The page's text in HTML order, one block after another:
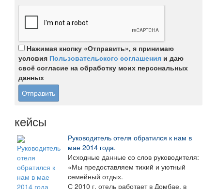
Нажимая кнопку «Отправить», я принимаю
условия Пользовательского соглашенияи даю
своё согласие на обработку моих персональных
данных
кейсы
Руководитель отеля обратился к нам в
мае 2014 года.
Исходные данные со слов руководителя:
«Мы предоставляем тихий и уютный
семейный отдых.
С 2010 г. отель работает в Домбае, в